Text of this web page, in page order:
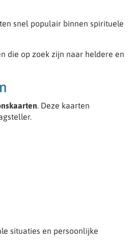
snel populair binnen spirituele
die op zoek zijn naar heldere en
. Deze kaarten
situaties en persoonlijke